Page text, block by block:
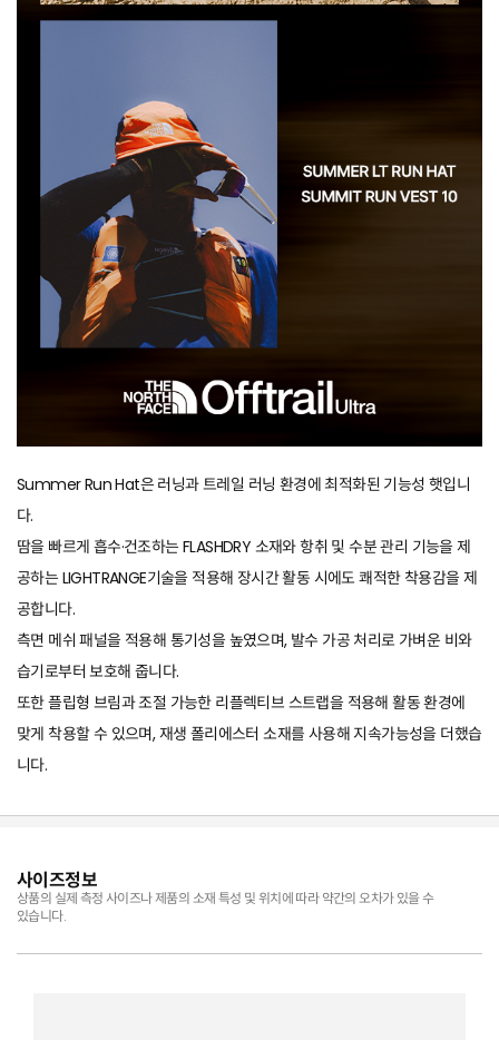
Summer Run Hat은 러닝과 트레일 러닝 환경에 최적화된 기능성 햇입니
다.
땀을 빠르게 흡수·건조하는 FLASHDRY 소재와 항취 및 수분 관리 기능을 제
공하는 LIGHTRANGE기술을 적용해 장시간 활동 시에도 쾌적한 착용감을 제
공합니다.
측면 메쉬 패널을 적용해 통기성을 높였으며, 발수 가공 처리로 가벼운 비와
습기로부터 보호해 줍니다.
또한 플립형 브림과 조절 가능한 리플렉티브 스트랩을 적용해 활동 환경에
맞게 착용할 수 있으며, 재생 폴리에스터 소재를 사용해 지속가능성을 더했습
니다.
사이즈정보
상품의 실제 측정 사이즈나 제품의 소재 특성 및 위치에 따라 약간의 오차가 있을 수
있습니다.